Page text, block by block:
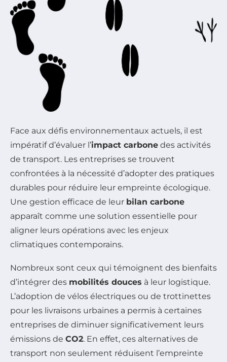
Face aux défis environnementaux actuels, il est
impératif d’évaluer l’impact carbone des activités
de transport. Les entreprises se trouvent
confrontées à la nécessité d’adopter des pratiques
durables pour réduire leur empreinte écologique.
Une gestion efficace de leur bilan carbone
apparaît comme une solution essentielle pour
aligner leurs opérations avec les enjeux
climatiques contemporains.
Nombreux sont ceux qui témoignent des bienfaits
d’intégrer des mobilités douces à leur logistique.
L’adoption de vélos électriques ou de trottinettes
pour les livraisons urbaines a permis à certaines
entreprises de diminuer significativement leurs
émissions de CO2. En effet, ces alternatives de
transport non seulement réduisent l’empreinte